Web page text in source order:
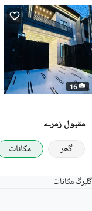
16
مقبول زمرے
گھر
مکانات
گلبرگ مکانات